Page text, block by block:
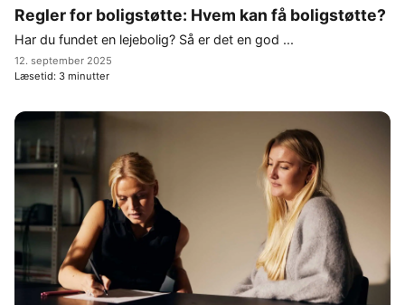
Regler for boligstøtte: Hvem kan få boligstøtte?
Har du fundet en lejebolig? Så er det en god ...
12. september 2025
Læsetid: 3 minutter